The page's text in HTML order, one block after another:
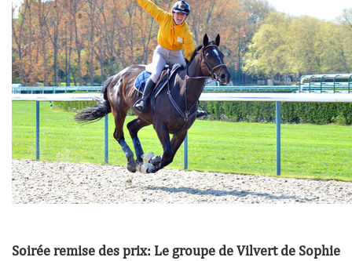
Soirée remise des prix: Le groupe de Vilvert de Sophie